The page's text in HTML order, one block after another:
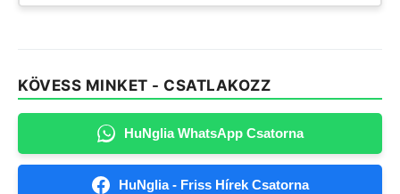
KÖVESS MINKET - CSATLAKOZZ
HuNglia WhatsApp Csatorna
HuNglia - Friss Hírek Csatorna